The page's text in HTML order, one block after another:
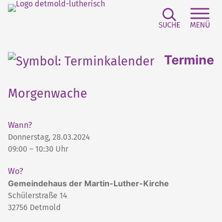
Termine
Morgenwache
Wann?
Donnerstag, 28.03.2024
09:00 – 10:30 Uhr
Wo?
Gemeindehaus der Martin-Luther-Kirche
Schülerstraße 14
32756 Detmold